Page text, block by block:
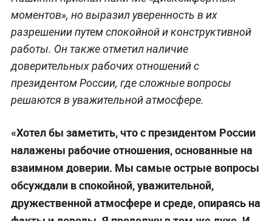
моментов», но выразил уверенность в их
разрешении путем спокойной и конструктивной
работы. Он также отметил наличие
доверительных рабочих отношений с
президентом России, где сложные вопросы
решаются в уважительной атмосфере.
«Хотел бы заметить, что с президентом России
налажены рабочие отношения, основанные на
взаимном доверии. Мы самые острые вопросы
обсуждали в спокойной, уважительной,
дружественной атмосфере и среде, опираясь на